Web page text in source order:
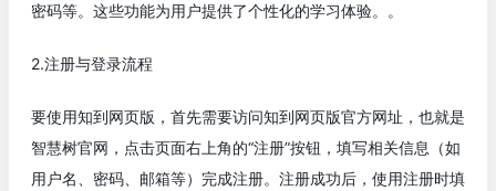
密码等。这些功能为用户提供了个性化的学习体验。。
2.注册与登录流程
要使用知到网页版，首先需要访问知到网页版官方网址，也就是
智慧树官网，点击页面右上角的“注册”按钮，填写相关信息（如
用户名、密码、邮箱等）完成注册。注册成功后，使用注册时填